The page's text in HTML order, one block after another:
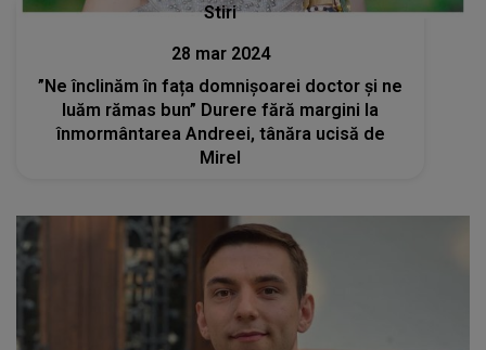
Stiri
28 mar 2024
”Ne înclinăm în fața domnișoarei doctor și ne
luăm rămas bun” Durere fără margini la
înmormântarea Andreei, tânăra ucisă de
Mirel